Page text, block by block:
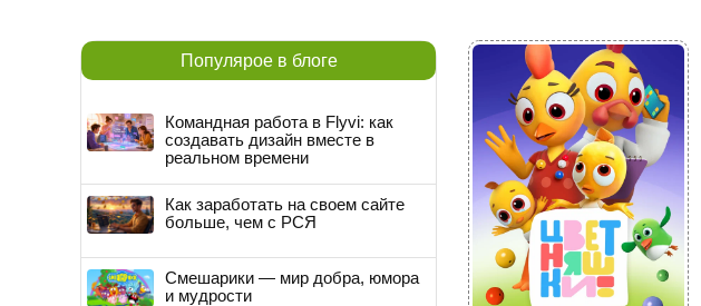
Популярое в блоге
Командная работа в Flyvi: как
создавать дизайн вместе в
реальном времени
Как заработать на своем сайте
больше, чем с РСЯ
Смешарики — мир добра, юмора
и мудрости